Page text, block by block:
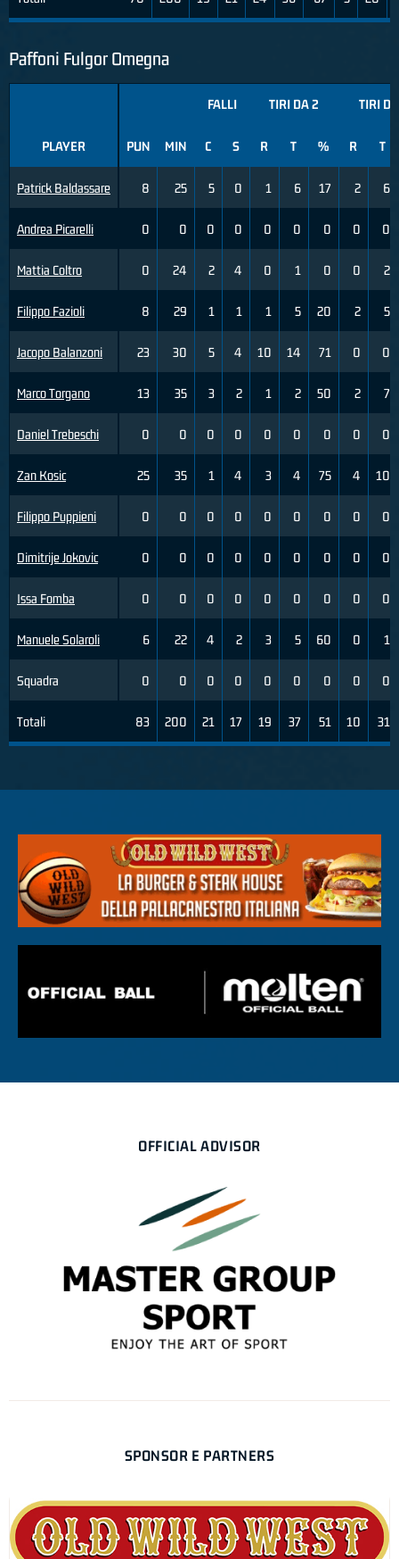
Paffoni Fulgor Omegna
PLAYER
Patrick Baldassare
Andrea Picarelli
Mattia Coltro
Filippo Fazioli
Jacopo Balanzoni
Marco Torgano
Daniel Trebeschi
Zan Kosic
Filippo Puppieni
Dimitrije Jokovic
Issa Fomba
Manuele Solaroli
Squadra
Totali
FALLI TIRI DA 2 TIRI
PUN MIN C S R T % R T
8 25 5 0 1 6 17 2 6
0 0 0 0 0 0 0 0 0
0 24 2 4 0 1 0 0 2
8 29 1 1 1 5 20 2 5
23 30 5 4 10 14 71 0 0
13 35 3 2 1 2 50 2 7
0 0 0 0 0 0 0 0 0
25 35 1 4 3 4 75 4 10
0 0 0 0 0 0 0 0 0
0 0 0 0 0 0 0 0 0
0 0 0 0 0 0 0 0 0
6 22 4 2 3 5 60 0 1
0 0 0 0 0 0 0 0 0
83 200 21 17 19 37 51 10 31
OFFICIAL ADVISOR
SPONSOR E PARTNERS